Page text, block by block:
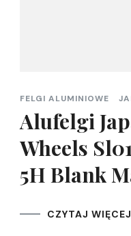
FELGI ALUMINIOWE
Alufelgi
Wheels
5H Blank
CZYTAJ WIĘCEJ